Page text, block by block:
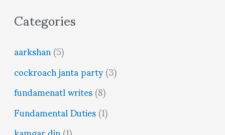
Categories
aarkshan(5)
cockroach janta party(3)
fundamenatl writes(8)
Fundamental Duties(1)